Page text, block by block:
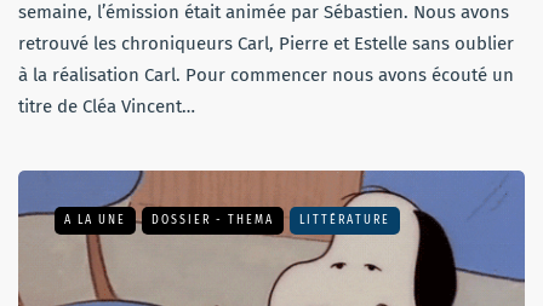
semaine, l’émission était animée par Sébastien. Nous avons
retrouvé les chroniqueurs Carl, Pierre et Estelle sans oublier
à la réalisation Carl. Pour commencer nous avons écouté un
titre de Cléa Vincent…
A LA UNE DOSSIER - THEMA LITTÉRATURE